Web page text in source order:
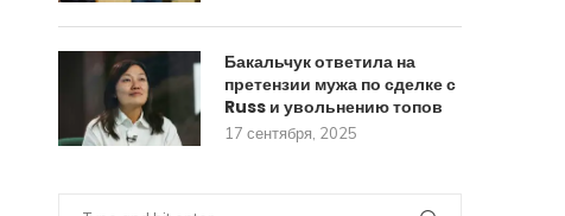
Бакальчук ответила на
претензии мужа по сделке с
Russ и увольнению топов
17 сентября, 2025